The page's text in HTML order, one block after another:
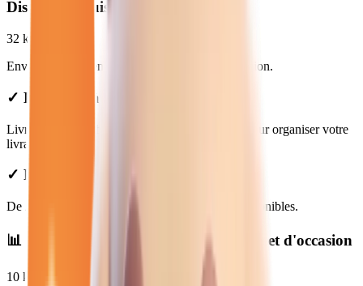
Distance depuis
32 km
Environ
en voiture jusqu'à notre concession.
✓ Livraison à Melun : forfait de 49€
Livraison disponible à Melun. Contactez-nous pour organiser votre
livraison.
✓ Prix Transparents
De 37 780 €. Financement et LOA disponibles.
📊 Statistiques des citroen diesel neuves et d'occasion
10 km